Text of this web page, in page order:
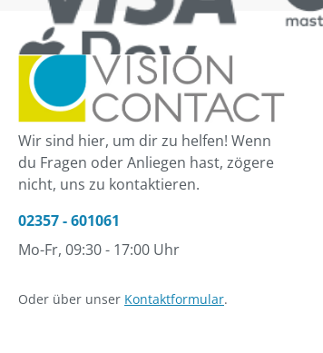
Wir sind hier, um dir zu helfen! Wenn
du Fragen oder Anliegen hast, zögere
nicht, uns zu kontaktieren.
02357 - 601061
Mo-Fr, 09:30 - 17:00 Uhr
Oder über unser Kontaktformular.